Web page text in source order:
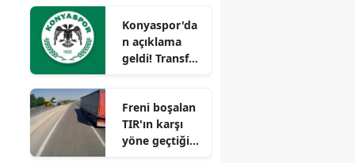
Konyaspor'da
n açıklama
geldi! Transfer
Freni boşalan
TIR'ın karşı
yöne geçtiği